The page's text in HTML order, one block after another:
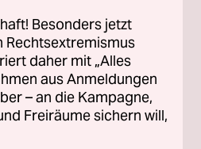
Besonders jetzt
Rechtsextremismus
daher mit „Alles
aus Anmeldungen
– an die Kampagne,
Freiräume sichern will,